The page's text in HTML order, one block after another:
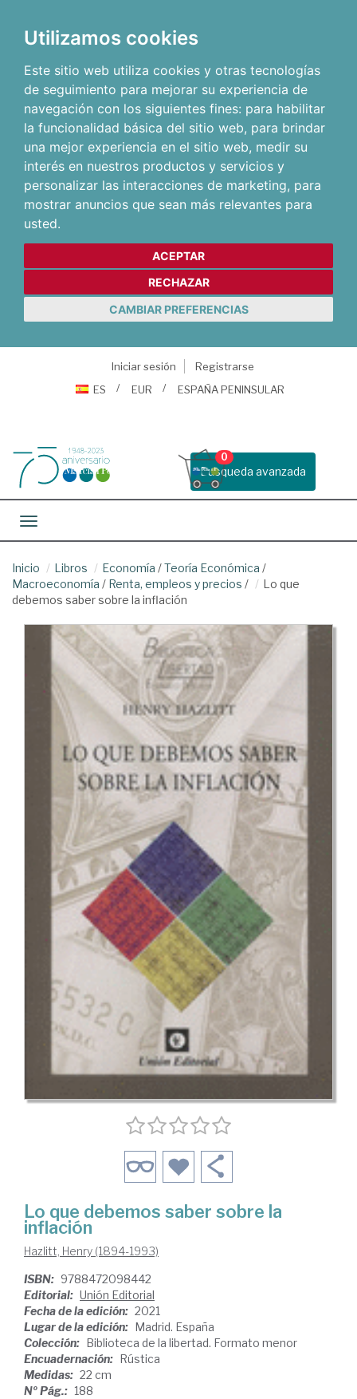
Utilizamos cookies
Este sitio web utiliza cookies y otras tecnologías
de seguimiento para mejorar su experiencia de
navegación con los siguientes fines: para habilitar
la funcionalidad básica del sitio web, para brindar
una mejor experiencia en el sitio web, medir su
interés en nuestros productos y servicios y
personalizar las interacciones de marketing, para
mostrar anuncios que sean más relevantes para
usted.
ACEPTAR
RECHAZAR
CAMBIAR PREFERENCIAS
Iniciar sesión
Registrarse
ES
EUR ESPAÑA PENINSULAR
Busqueda avanzada
0
Toggle navigation
Inicio Libros Economía /Teoría Económica /
Macroeconomía / Renta, empleos y precios /
Lo que
debemos saber sobre la inflación
Lo que debemos saber sobre la
inflación
Hazlitt, Henry (1894-1993)
ISBN: 9788472098442
Editorial: Unión Editorial
Fecha de la edición: 2021
Lugar de la edición: Madrid. España
Colección: Biblioteca de la libertad. Formato menor
Encuadernación: Rústica
Medidas: 22 cm
Nº Pág.: 188